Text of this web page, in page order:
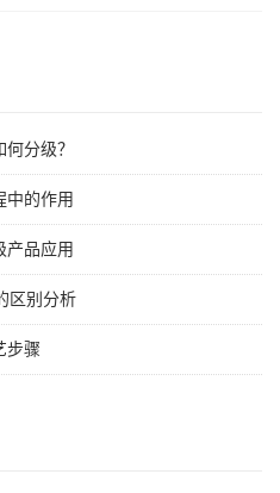
分级？
中的作用
产品应用
区别分析
步骤